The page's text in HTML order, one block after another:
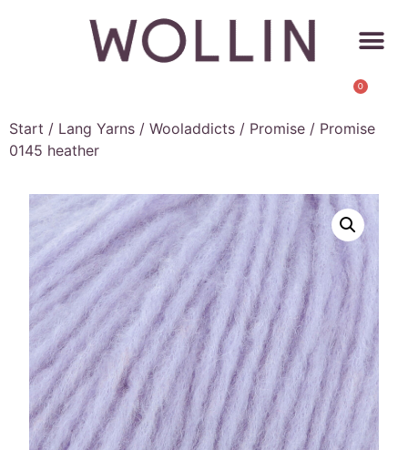
0
Start / Lang Yarns / Wooladdicts / Promise / Promise
0145 heather